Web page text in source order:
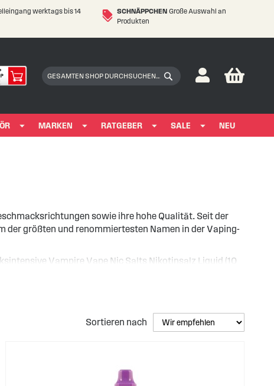
werktags bis 14
SCHNÄPPCHEN Große Auswahl an
Produkten
Suchen
My
MARKEN RATGEBER SALE NEU
sowie ihre hohe Qualität. Seit der
der größten und renommiertesten Namen in der Vaping-
Vampire Vape Nic Salts Nikotinsalz Liquid (10
Sortieren nach